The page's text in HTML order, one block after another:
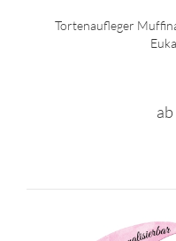
Tortenaufleger